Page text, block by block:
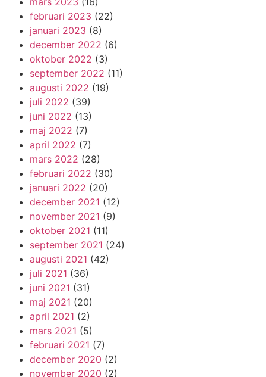
februari 2023 (22)
januari 2023 (8)
december 2022 (6)
oktober 2022 (3)
september 2022 (11)
augusti 2022 (19)
juli 2022 (39)
juni 2022 (13)
maj 2022 (7)
april 2022 (7)
mars 2022 (28)
februari 2022 (30)
januari 2022 (20)
december 2021 (12)
november 2021 (9)
oktober 2021 (11)
september 2021 (24)
augusti 2021 (42)
juli 2021 (36)
juni 2021 (31)
maj 2021 (20)
april 2021 (2)
mars 2021 (5)
februari 2021 (7)
december 2020 (2)
november 2020 (2)